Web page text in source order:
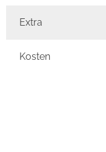
Extra
Kosten